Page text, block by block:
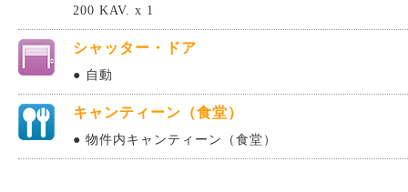
200 KAV. x 1
シャッター・ドア
● 自動
キャンティーン（食堂）
● 物件内キャンティーン（食堂）